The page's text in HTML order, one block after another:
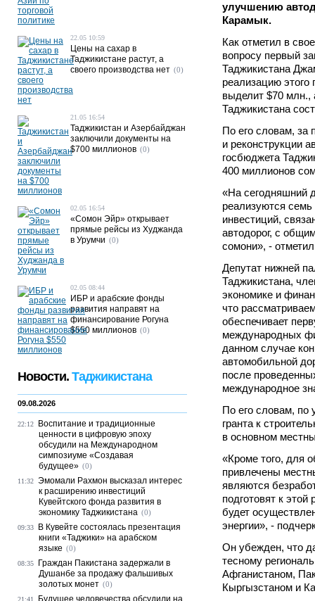
улучшению
Карамык.
Как отметил в
вопросу первый
Таджикистана
реализацию этого
выделит $70 млн.,
Таджикистана
По его словам, за
и реконструкции
госбюджета
400 миллионов
«На сегодняшний
реализуются
инвестиций,
автодорог, с
сомони», -
Депутат нижней
Таджикистана,
экономике и
что
обеспечивает
международных
данном случае
автомобильной
после
международное
По его словам, по
гранта к
в основном
«Кроме того, для
привлечены
являются
подготовят к
будет
энергии», -
Он убежден, что
тесному
Афганистаном,
Кыргызстаном и
22.05 10:59
Цены на сахар в
Таджикистане растут, а
своего производства нет (0)
21.05 16:54
Таджикистан и Азербайджан
заключили документы на
$700 миллионов (0)
02.05 16:54
«Сомон Эйр» открывает
прямые рейсы из Худжанда
в Урумчи (0)
02.05 08:44
ИБР и арабские фонды
развития направят на
финансирование Рогуна
$550 миллионов (0)
Новости. Таджикистана
09.08.2026
22:12
Воспитание и традиционные
ценности в цифровую эпоху
обсудили на Международном
симпозиуме «Создавая
будущее» (0)
11:32 Эмомали Рахмон высказал интерес
к расширению инвестиций
Кувейтского фонда развития в
экономику Таджикистана (0)
09:33
В Кувейте состоялась презентация
книги «Таджики» на арабском
языке (0)
08:35
Граждан Пакистана задержали в
Душанбе за продажу фальшивых
золотых монет (0)
21:41
Будущее человечества обсудили на